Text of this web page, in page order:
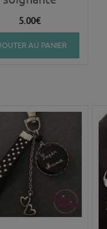
5.00€
AU PANIER